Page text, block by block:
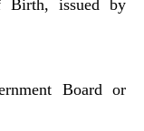
Birth, issued by
Board or